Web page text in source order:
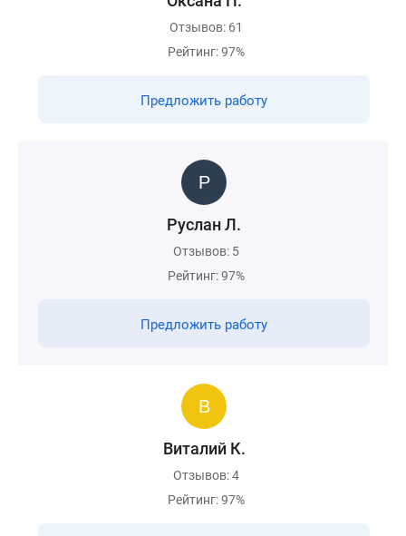
Отзывов: 61
Рейтинг: 97%
Предложить работу
Руслан Л.
Отзывов: 5
Рейтинг: 97%
Предложить работу
Виталий К.
Отзывов: 4
Рейтинг: 97%